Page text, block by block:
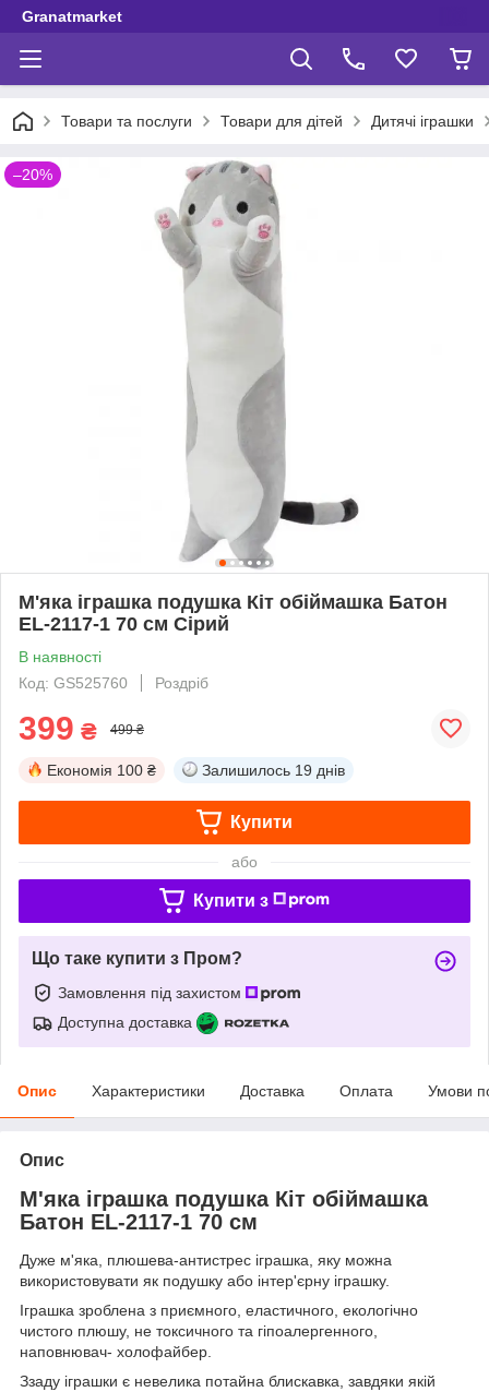
Granatmarket
Товари та послуги Товари для дітей Дитячі іграшки
–20%
М'яка іграшка подушка Кіт обіймашка Батон
EL-2117-1 70 см Сірий
В наявності
Код: GS525760
Роздріб
399 ₴ 499 ₴
Економія 100 ₴ Залишилось 19 днів
Купити
або
Купити з
Що таке купити з Пром?
Замовлення під захистом
Доступна доставка
Опис Характеристики Доставка Оплата Умови
Опис
М'яка іграшка подушка Кіт обіймашка
Батон EL-2117-1 70 см
Дуже м'яка, плюшева-антистрес іграшка, яку можна
використовувати як подушку або інтер'єрну іграшку.
Іграшка зроблена з приємного, еластичного, екологічно
чистого плюшу, не токсичного та гіпоалергенного,
наповнювач- холофайбер.
Ззаду іграшки є невелика потайна блискавка, завдяки якій